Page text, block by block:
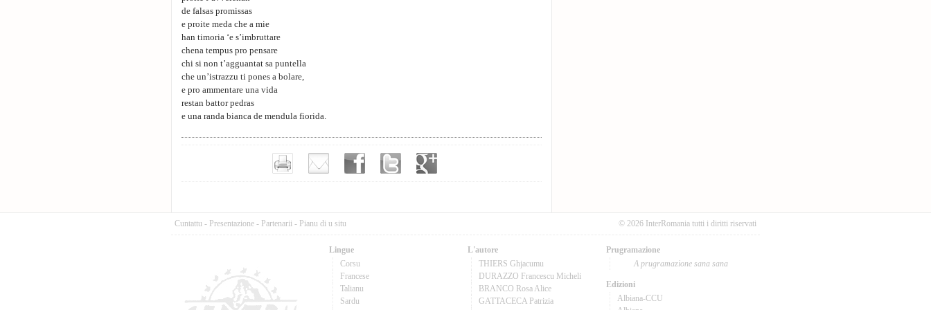
de falsas promissas
e proite meda che a mie
han timoria ‘e s’imbruttare
chena tempus pro pensare
chi si non t’agguantat sa puntella
che un’istrazzu ti pones a bolare,
e pro ammentare una vida
restan battor pedras
e una randa bianca de mendula fiorida.
Cuntattu - Presentazione - Partenarii - Pianu di u situ © 2026 InterRomania tutti i diritti riservati
Lingue
Corsu
Francese
Talianu
Sardu
L'autore
THIERS Ghjacumu
DURAZZO Francescu Micheli
BRANCO Rosa Alice
GATTACECA Patrizia
Prugramazione
A prugramazione sana sana
Edizioni
Albiana-CCU